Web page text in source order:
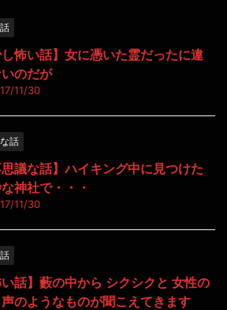
し怖い話】女に憑いた霊だったに違
のだが
11/30
話
思議な話】ハイキング中に見つけた
神社で・・・
11/30
い話】藪の中から シクシクと 女性の
のようなものが聞こえてきます